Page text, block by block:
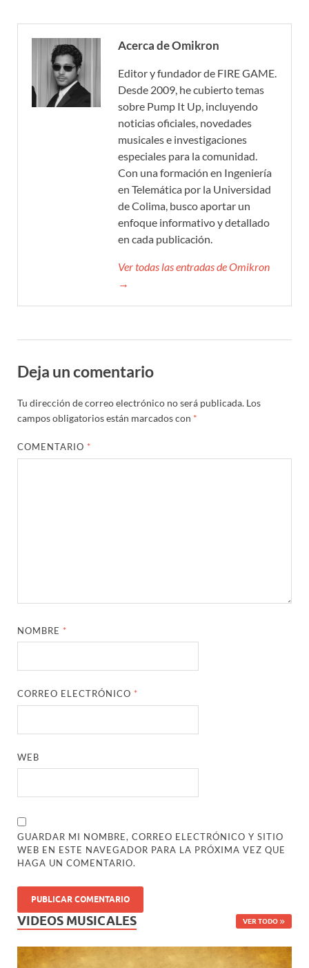
Acerca de Omikron
Editor y fundador de FIRE GAME.
Desde 2009, he cubierto temas
sobre Pump It Up, incluyendo
noticias oficiales, novedades
musicales e investigaciones
especiales para la comunidad.
Con una formación en Ingeniería
en Telemática por la Universidad
de Colima, busco aportar un
enfoque informativo y detallado
en cada publicación.
Ver todas las entradas de Omikron
→
Deja un comentario
Tu dirección de correo electrónico no será publicada. Los
campos obligatorios están marcados con *
COMENTARIO *
NOMBRE *
CORREO ELECTRÓNICO *
WEB
GUARDAR MI NOMBRE, CORREO ELECTRÓNICO Y SITIO
WEB EN ESTE NAVEGADOR PARA LA PRÓXIMA VEZ QUE
HAGA UN COMENTARIO.
VIDEOS MUSICALES VER TODO